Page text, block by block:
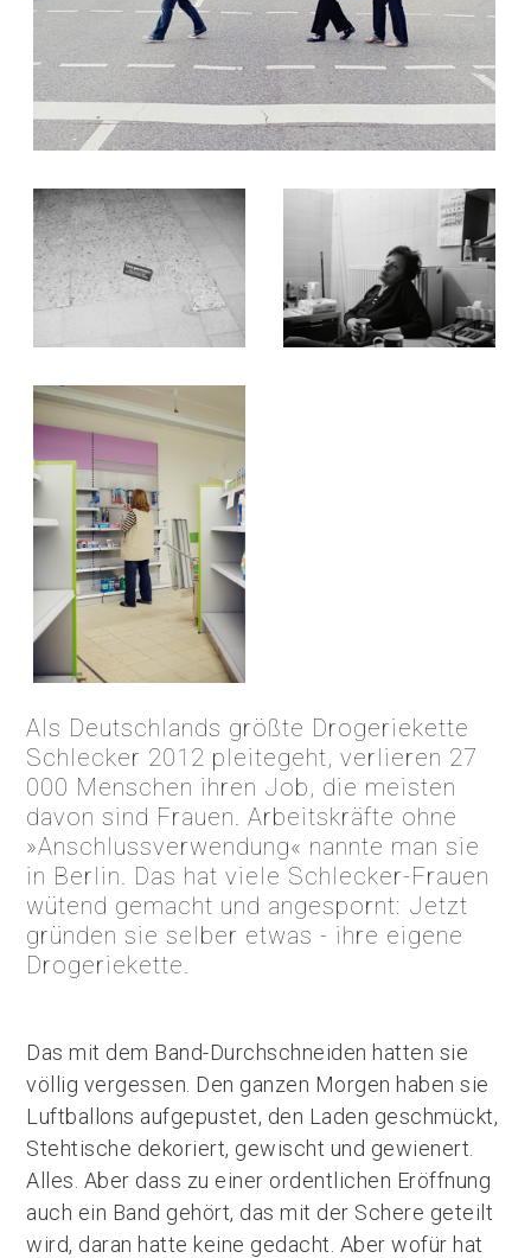
Als Deutschlands größte Drogeriekette
Schlecker 2012 pleitegeht, verlieren 27
000 Menschen ihren Job, die meisten
davon sind Frauen. Arbeitskräfte ohne
»Anschlussverwendung« nannte man sie
in Berlin. Das hat viele Schlecker-Frauen
wütend gemacht und angespornt: Jetzt
gründen sie selber etwas - ihre eigene
Drogeriekette.
Das mit dem Band-Durchschneiden hatten sie
völlig vergessen. Den ganzen Morgen haben sie
Luftballons aufgepustet, den Laden geschmückt,
Stehtische dekoriert, gewischt und gewienert.
Alles. Aber dass zu einer ordentlichen Eröffnung
auch ein Band gehört, das mit der Schere geteilt
wird, daran hatte keine gedacht. Aber wofür hat